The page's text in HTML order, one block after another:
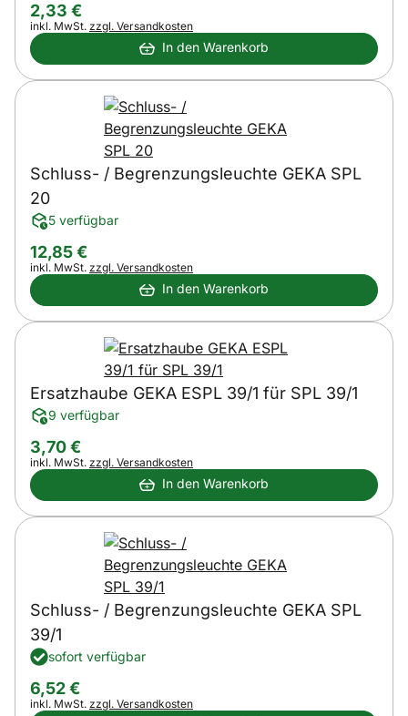
2,33 €
Steuerhinweis:
inkl. MwSt. zzgl. Versandkosten
In den Warenkorb
Schluss- / Begrenzungsleuchte GEKA SPL
20
5 verfügbar
12,85€
Steuerhinweis:
inkl. MwSt. zzgl. Versandkosten
In den Warenkorb
Ersatzhaube GEKA ESPL 39/1 für SPL 39/1
9 verfügbar
3,70€
Steuerhinweis:
inkl. MwSt. zzgl. Versandkosten
In den Warenkorb
Schluss- / Begrenzungsleuchte GEKA SPL
39/1
sofort verfügbar
6,52€
Steuerhinweis:
inkl. MwSt. zzgl. Versandkosten